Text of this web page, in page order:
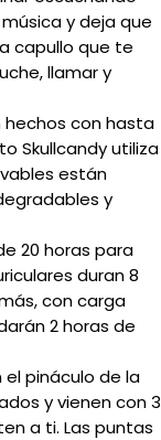
y deja que
capullo que te
llamar y
hechos con hasta
Skullcandy utiliza
están
y
20 horas para
duran 8
con carga
2 horas de
el pináculo de la
y vienen con 3
a ti. Las puntas